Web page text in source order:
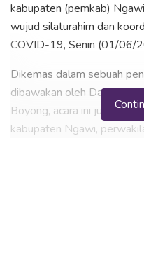
kabupaten (pemkab)
wujud silaturahim dan
COVID-19, Senin (01/06/
Dikemas dalam sebuah
dibawakan oleh Dalang Ki
Boyong, acara ini juga
kabupaten Ngawi,